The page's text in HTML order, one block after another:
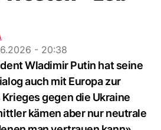
- 20:38
Wladimir Putin hat seine
auch mit Europa zur
gegen die Ukraine
kämen aber nur neutrale